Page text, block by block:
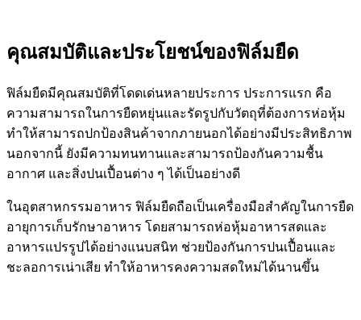
คุณสมบัติและประโยชน์ของฟิล์มยืด
ฟิล์มยืดมีคุณสมบัติที่โดดเด่นหลายประการ ประการแรก คือ
ความสามารถในการยืดหยุ่นและรัดรูปกับวัตถุที่ต้องการห่อหุ้ม
ทำให้สามารถปกป้องสินค้าจากภายนอกได้อย่างมีประสิทธิภาพ
นอกจากนี้ ยังมีความทนทานและสามารถป้องกันความชื้น
อากาศ และสิ่งปนเปื้อนต่าง ๆ ได้เป็นอย่างดี
ในอุตสาหกรรมอาหาร ฟิล์มยืดถือเป็นเครื่องมือสำคัญในการยืด
อายุการเก็บรักษาอาหาร โดยสามารถห่อหุ้มอาหารสดและ
อาหารแปรรูปได้อย่างแนบสนิท ช่วยป้องกันการปนเปื้อนและ
ชะลอการเน่าเสีย ทำให้อาหารคงความสดใหม่ได้นานขึ้น